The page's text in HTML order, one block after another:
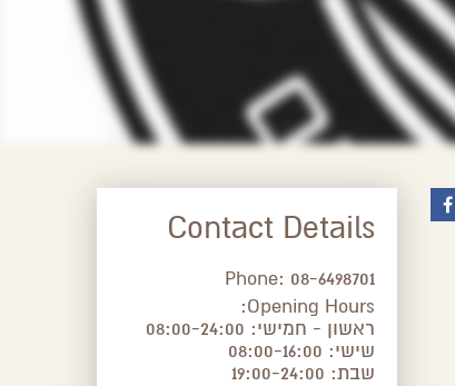
Contact Details
Phone: 08-6498701
Opening Hours:
ראשון - חמישי: 08:00-24:00
שישי: 08:00-16:00
שבת: 19:00-24:00